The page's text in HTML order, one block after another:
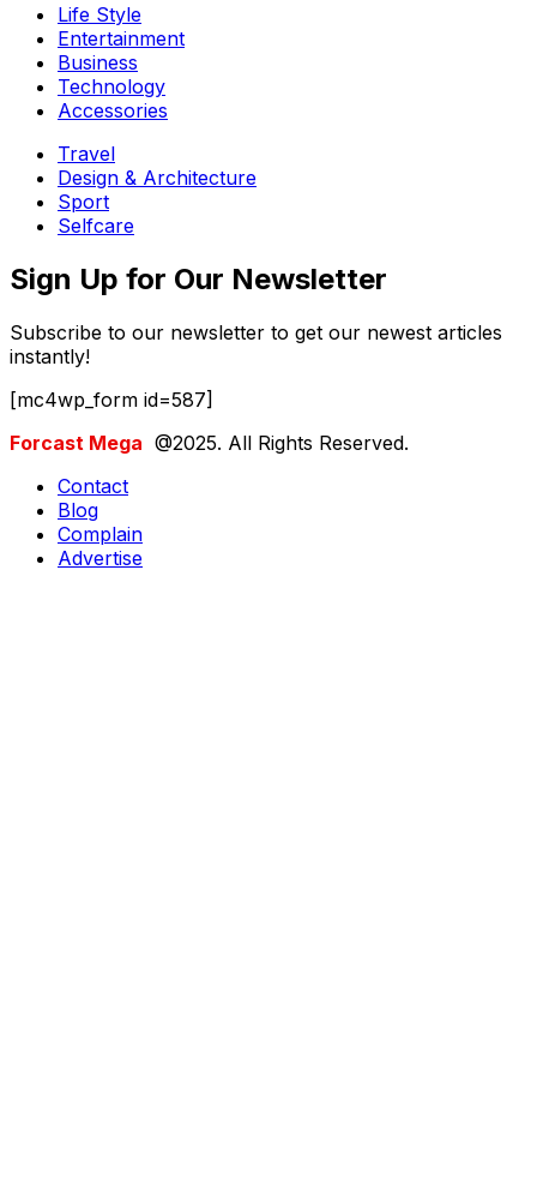
Life Style
Entertainment
Business
Technology
Accessories
Travel
Design & Architecture
Sport
Selfcare
Sign Up for Our Newsletter
Subscribe to our newsletter to get our newest articles
instantly!
[mc4wp_form id=587]
Forcast Mega @2025. All Rights Reserved.
Contact
Blog
Complain
Advertise